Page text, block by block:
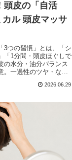
頭皮の「自活
ル 頭皮マッサ
3つの習慣」とは、「シ
「1分間・頭皮ほぐしで
の水分・油分バランス
一過性のツヤ・なめ
2026.06.29